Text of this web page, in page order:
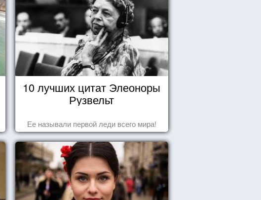
10 лучших цитат Элеоноры
Рузвельт
Ее называли первой леди всего мира!